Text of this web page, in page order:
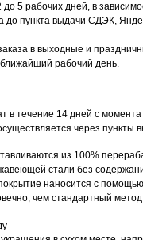
до 5 рабочих дней, в
до пункта выдачи СДЭК,
в выходные и
рабочий день.
в течение 14 дней с момента
через
из 100%
стали без
наносится с
чем стандартный